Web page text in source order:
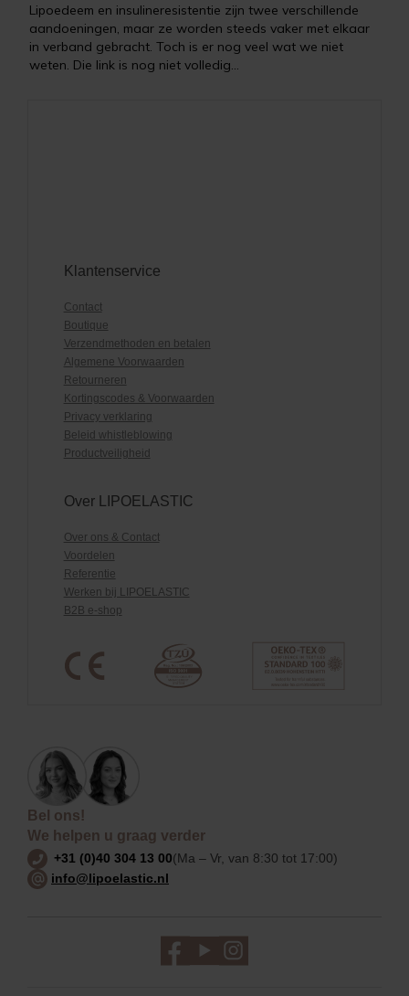
Lipoedeem en insulineresistentie zijn twee verschillende
aandoeningen, maar ze worden steeds vaker met elkaar
in verband gebracht. Toch is er nog veel wat we niet
weten. Die link is nog niet volledig...
Klantenservice
Contact
Boutique
Verzendmethoden en betalen
Algemene Voorwaarden
Retourneren
Kortingscodes & Voorwaarden
Privacy verklaring
Beleid whistleblowing
Productveiligheid
Over LIPOELASTIC
Over ons & Contact
Voordelen
Referentie
Werken bij LIPOELASTIC
B2B e-shop
Bel ons!
We helpen u graag verder
+31 (0)40 304 13 00(Ma – Vr, van 8:30 tot 17:00)
info@lipoelastic.nl